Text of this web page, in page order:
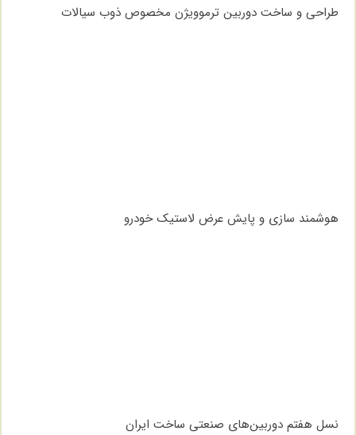
طراحی و ساخت دوربین ترموویژن مخصوص ذوب سیالات
هوشمند سازی و پایش عرض لاستیک خودرو
نسل هفتم دوربین‌های صنعتی ساخت ایران